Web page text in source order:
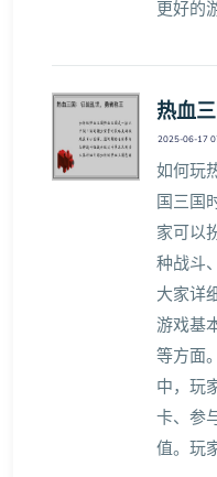
更好的
热血
2025-06-17
如何玩
国三国
家可以
种战斗
大家详
游戏基
等方面
中，玩
卡、参
值。玩